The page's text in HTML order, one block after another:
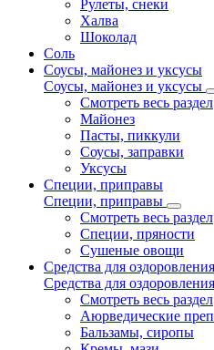
Рулеты, снеки
Халва
Шоколад
Соль
Соусы, майонез и уксусы
Соусы, майонез и уксусы
Смотреть весь раздел
Майонез
Пасты, пиккули
Соусы, заправки
Уксусы
Специи, приправы
Специи, приправы
Смотреть весь раздел
Специи, пряности
Сушеные овощи
Средства для
Средства для
Смотреть весь раздел
Аюрведические
Бальзамы, сиропы